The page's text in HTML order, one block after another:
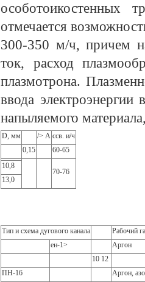
отмечается
300-350 м/ч, причем
ток, расход
плазмотрона.
ввода
напыляемого
D, мм /> А ссв. и/ч
0,15
60-65
70-76
10,8
13,0
Тип и схема дугового канала
Рабочий
ен-1>
Аргон
10 12
ПН-16
Аргон,